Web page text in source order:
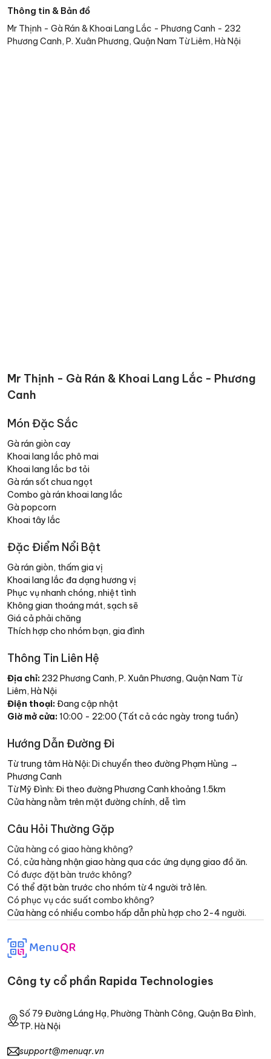
Thông tin & Bản đồ
Mr Thịnh - Gà Rán & Khoai Lang Lắc - Phương Canh - 232
Phương Canh, P. Xuân Phương, Quận Nam Từ Liêm, Hà Nội
Mr Thịnh - Gà Rán & Khoai Lang Lắc - Phương
Canh
Món Đặc Sắc
Gà rán giòn cay
Khoai lang lắc phô mai
Khoai lang lắc bơ tỏi
Gà rán sốt chua ngọt
Combo gà rán khoai lang lắc
Gà popcorn
Khoai tây lắc
Đặc Điểm Nổi Bật
Gà rán giòn, thấm gia vị
Khoai lang lắc đa dạng hương vị
Phục vụ nhanh chóng, nhiệt tình
Không gian thoáng mát, sạch sẽ
Giá cả phải chăng
Thích hợp cho nhóm bạn, gia đình
Thông Tin Liên Hệ
Địa chỉ: 232 Phương Canh, P. Xuân Phương, Quận Nam Từ
Liêm, Hà Nội
Điện thoại:Đang cập nhật
Giờ mở cửa: 10:00 - 22:00 (Tất cả các ngày trong tuần)
Hướng Dẫn Đường Đi
Từ trung tâm Hà Nội: Di chuyển theo đường Phạm Hùng →
Phương Canh
Từ Mỹ Đình: Đi theo đường Phương Canh khoảng 1.5km
Cửa hàng nằm trên mặt đường chính, dễ tìm
Câu Hỏi Thường Gặp
Cửa hàng có giao hàng không?
Có, cửa hàng nhận giao hàng qua các ứng dụng giao đồ ăn.
Có được đặt bàn trước không?
Có thể đặt bàn trước cho nhóm từ 4 người trở lên.
Có phục vụ các suất combo không?
Cửa hàng có nhiều combo hấp dẫn phù hợp cho 2-4 người.
Công ty cổ phần Rapida Technologies
Số 79 Đường Láng Hạ, Phường Thành Công, Quận Ba Đình,
TP. Hà Nội
support@menuqr.vn